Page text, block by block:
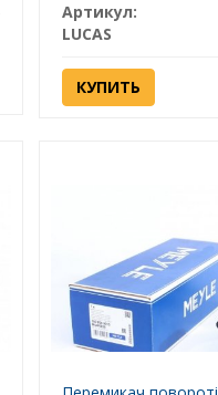
Артикул:
LUCAS
КУПИТЬ